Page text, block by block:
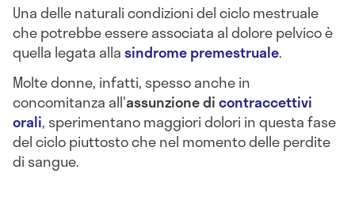
Una delle naturali condizioni del ciclo mestruale
che potrebbe essere associata al dolore pelvico è
quella legata allasindrome premestruale.
Molte donne, infatti, spesso anche in
concomitanza all'assunzione dicontraccettivi
orali, sperimentano maggiori dolori in questa fase
del ciclo piuttosto che nel momento delle perdite
di sangue.